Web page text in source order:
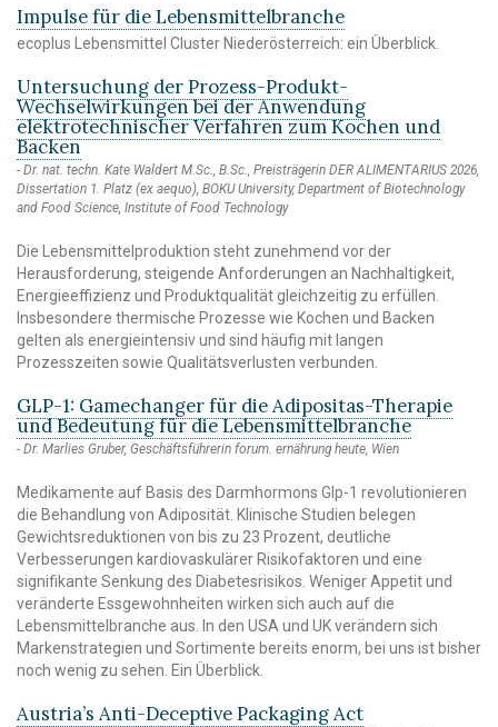
Impulse für die Lebensmittelbranche
ecoplus Lebensmittel Cluster Niederösterreich: ein Überblick.
Untersuchung der Prozess-Produkt-
Wechselwirkungen bei der Anwendung
elektrotechnischer Verfahren zum Kochen und
Backen
Dr. nat. techn. Kate Waldert M.Sc., B.Sc., Preisträgerin DER ALIMENTARIUS 2026,
Dissertation 1. Platz (ex aequo), BOKU University, Department of Biotechnology
and Food Science, Institute of Food Technology
Die Lebensmittelproduktion steht zunehmend vor der
Herausforderung, steigende Anforderungen an Nachhaltigkeit,
Energieeffizienz und Produktqualität gleichzeitig zu erfüllen.
Insbesondere thermische Prozesse wie Kochen und Backen
gelten als energieintensiv und sind häufig mit langen
Prozesszeiten sowie Qualitätsverlusten verbunden.
GLP-1: Gamechanger für die Adipositas-Therapie
und Bedeutung für die Lebensmittelbranche
Dr. Marlies Gruber, Geschäftsführerin forum. ernährung heute, Wien
Medikamente auf Basis des Darmhormons Glp-1 revolutionieren
die Behandlung von Adiposität. Klinische Studien belegen
Gewichtsreduktionen von bis zu 23 Prozent, deutliche
Verbesserungen kardiovaskulärer Risikofaktoren und eine
signifikante Senkung des Diabetesrisikos. Weniger Appetit und
veränderte Essgewohnheiten wirken sich auch auf die
Lebensmittelbranche aus. In den USA und UK verändern sich
Markenstrategien und Sortimente bereits enorm, bei uns ist bisher
noch wenig zu sehen. Ein Überblick.
Austria’s Anti-Deceptive Packaging Act